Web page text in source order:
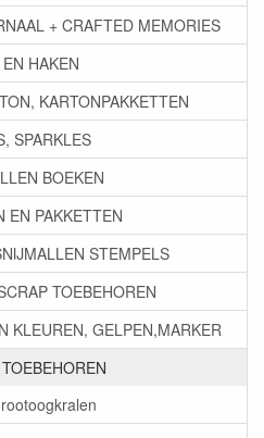
+ CRAFTED MEMORIES
HAKEN
KARTONPAKKETTEN
SPARKLES
BOEKEN
EN PAKKETTEN
STEMPELS
TOEBEHOREN
KLEUREN, GELPEN,MARKER